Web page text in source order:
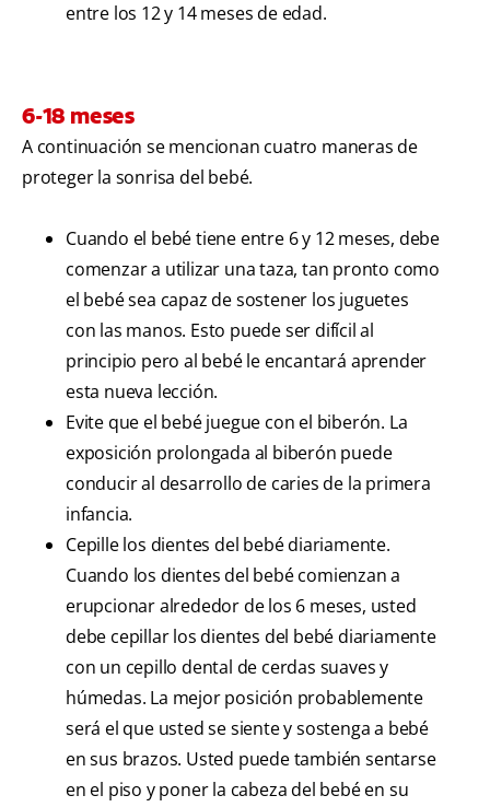
entre los 12 y 14 meses de edad.
6-18 meses
A continuación se mencionan cuatro maneras de
proteger la sonrisa del bebé.
Cuando el bebé tiene entre 6 y 12 meses, debe
comenzar a utilizar una taza, tan pronto como
el bebé sea capaz de sostener los juguetes
con las manos. Esto puede ser difícil al
principio pero al bebé le encantará aprender
esta nueva lección.
Evite que el bebé juegue con el biberón. La
exposición prolongada al biberón puede
conducir al desarrollo de caries de la primera
infancia.
Cepille los dientes del bebé diariamente.
Cuando los dientes del bebé comienzan a
erupcionar alrededor de los 6 meses, usted
debe cepillar los dientes del bebé diariamente
con un cepillo dental de cerdas suaves y
húmedas. La mejor posición probablemente
será el que usted se siente y sostenga a bebé
en sus brazos. Usted puede también sentarse
en el piso y poner la cabeza del bebé en su